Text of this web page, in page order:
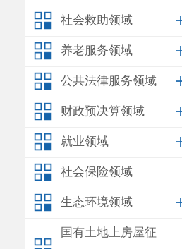
社会救助领域
养老服务领域
公共法律服务领域
财政预决算领域
就业领域
社会保险领域
生态环境领域
国有土地上房屋征